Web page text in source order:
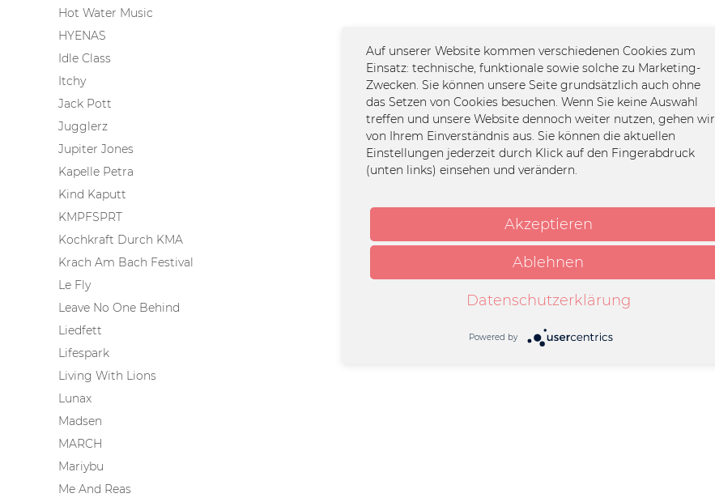
Hot Water Music
HYENAS
Idle Class
Itchy
Jack Pott
Jugglerz
Jupiter Jones
Kapelle Petra
Kind Kaputt
KMPFSPRT
Kochkraft Durch KMA
Krach Am Bach Festival
Le Fly
Leave No One Behind
Liedfett
Lifespark
Living With Lions
Lunax
Madsen
MARCH
Mariybu
Me And Reas
Auf unserer Website kommen verschiedenen Cookies zum
Einsatz: technische, funktionale sowie solche zu Marketing-
Zwecken. Sie können unsere Seite grundsätzlich auch ohne
das Setzen von Cookies besuchen. Wenn Sie keine Auswahl
treffen und unsere Website dennoch weiter nutzen, gehen wir
von Ihrem Einverständnis aus. Sie können die aktuellen
Einstellungen jederzeit durch Klick auf den Fingerabdruck
(unten links) einsehen und verändern.
Akzeptieren
Ablehnen
Datenschutzerklärung
Powered by